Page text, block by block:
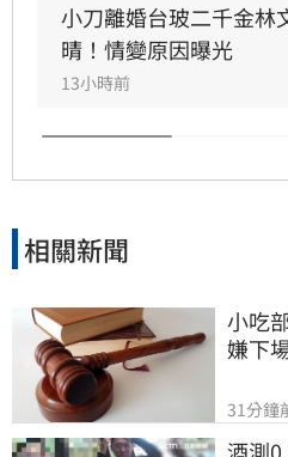
同陪伴、守護一對子女
雙方決定，之後不再對
小刀離婚台玻二千金林
晴！情變原因曝光
13小時前
相關新聞
小吃
嫌下
31分鐘